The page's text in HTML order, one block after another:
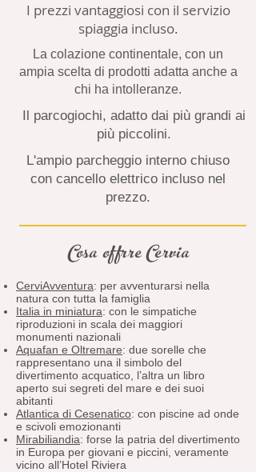
I prezzi vantaggiosi con il servizio
spiaggia incluso.
La colazione continentale, con un
ampia scelta di prodotti adatta anche a
chi ha intolleranze.
Il parcogiochi, adatto dai più grandi ai
più piccolini.
L'ampio parcheggio interno chiuso
con cancello elettrico incluso nel
prezzo.
Cosa offrre Cervia
CerviAvventura: per avventurarsi nella
natura con tutta la famiglia
Italia in miniatura: con le simpatiche
riproduzioni in scala dei maggiori
monumenti nazionali
Aquafan e Oltremare: due sorelle che
rappresentano una il simbolo del
divertimento acquatico, l’altra un libro
aperto sui segreti del mare e dei suoi
abitanti
Atlantica di Cesenatico: con piscine ad onde
e scivoli emozionanti
Mirabiliandia: forse la patria del divertimento
in Europa per giovani e piccini, veramente
vicino all’Hotel Riviera